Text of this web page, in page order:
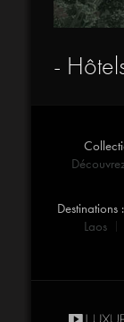
-
Destinations :
Laos